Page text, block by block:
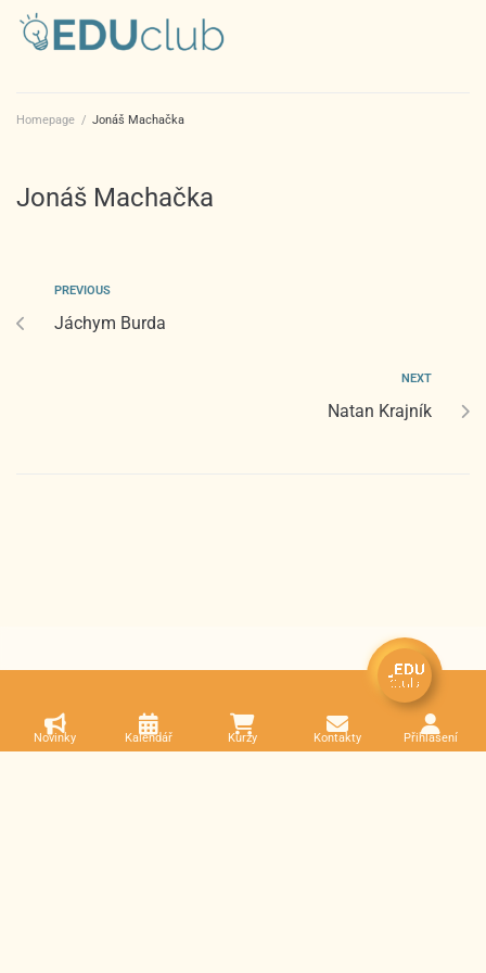
Homepage / Jonáš Machačka
Jonáš Machačka
PREVIOUS
Jáchym Burda
NEXT
Natan Krajník
Novinky Kalendář Kurzy Kontakty Přihlášení